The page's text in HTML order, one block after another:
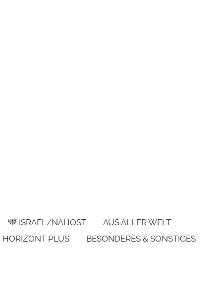
🕎 ISRAEL/NAHOST
AUS ALLER WELT
HORIZONT PLUS
BESONDERES & SONSTIGES